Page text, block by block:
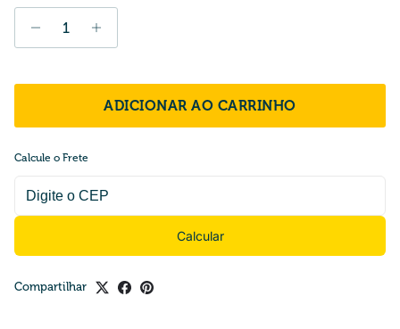
ADICIONAR AO CARRINHO
Calcule o Frete
Calcular
Compartilhar